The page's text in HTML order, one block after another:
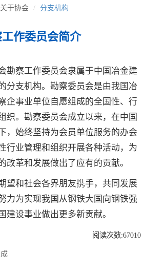
关于协会 分支机构
作委员会简介
勘察工作委员会隶属于中国冶金建
分支机构。勘察委员会是由我国冶
企事业单位自愿组成的全国性、行
织。勘察委员会成立以来，在中国
，始终坚持为会员单位服务的办会
行业管理和组织开展各种活动，为
改革和发展做出了应有的贡献。
望和社会各界朋友携手，共同发展
力为实现我国从钢铁大国向钢铁强
建设事业做出更多新贡献。
阅读次数:67010